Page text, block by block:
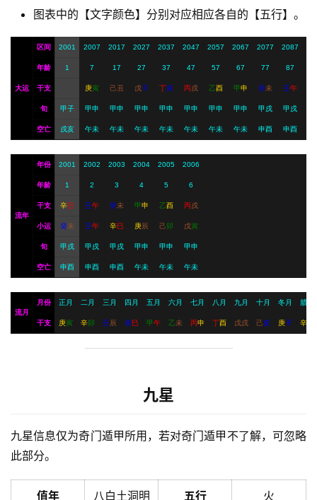
图表中的【文字颜色】分别对应相应各自的【五行】。
大运
区间 2001 2007 2017 2027 2037 2047 2057 2067 2077 2087
年龄 1 7 17 27 37 47 57 67 77 87
干支 庚寅 己丑 戊子 丁亥 丙戌 乙酉 甲申 癸未 壬午
旬 甲子 甲申 甲申 甲申 甲申 甲申 甲申 甲申 甲戌 甲戌
空亡 戌亥 午未 午未 午未 午未 午未 午未 午未 申酉 申酉
流年
年份 2001 2002 2003 2004 2005 2006
年龄 1 2 3 4 5 6
干支 辛巳 壬午 癸未 甲申 乙酉 丙戌
小运 癸未 壬午 辛巳 庚辰 己卯 戊寅
旬 甲戌 甲戌 甲戌 甲申 甲申 甲申
空亡 申酉 申酉 申酉 午未 午未 午未
流月
月份 正月 二月 三月 四月 五月 六月 七月 八月 九月 十月 冬月 腊月
干支 庚寅 辛卯 壬辰 癸巳 甲午 乙未 丙申 丁酉 戊戌 己亥 庚子 辛
九星
九星信息仅为奇门遁甲所用，若对奇门遁甲不了解，可忽略
此部分。
值年 八白土洞明 五行 火